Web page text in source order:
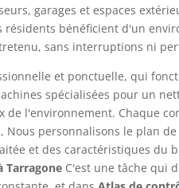
garages et espaces
résidents bénéficient d'un
sans interruptions ni
et ponctuelle, qui
spécialisées pour un
de l'environnement. Chaque
Nous personnalisons le plan
et des caractéristiques du
Tarragone C'est une tâche qui